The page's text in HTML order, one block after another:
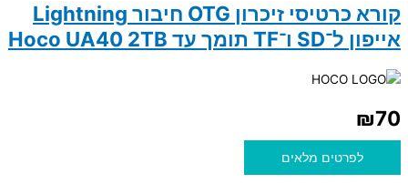
קורא כרטיסי זיכרון OTG חיבור Lightning
אייפון ל־SD ו־TF תומך עד Hoco UA40 2TB
₪70
לפרטים מלאים